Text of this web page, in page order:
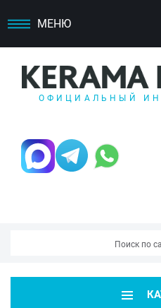
МЕНЮ
ОФИЦИАЛЬНЫЙ